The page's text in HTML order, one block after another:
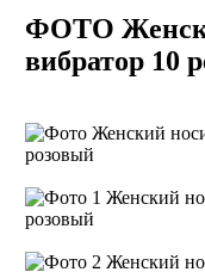
ФОТО
вибратор 10